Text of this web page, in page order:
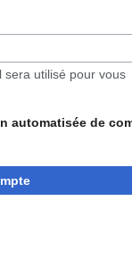
sera utilisé pour vous
automatisée de